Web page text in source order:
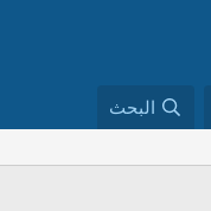
البحث